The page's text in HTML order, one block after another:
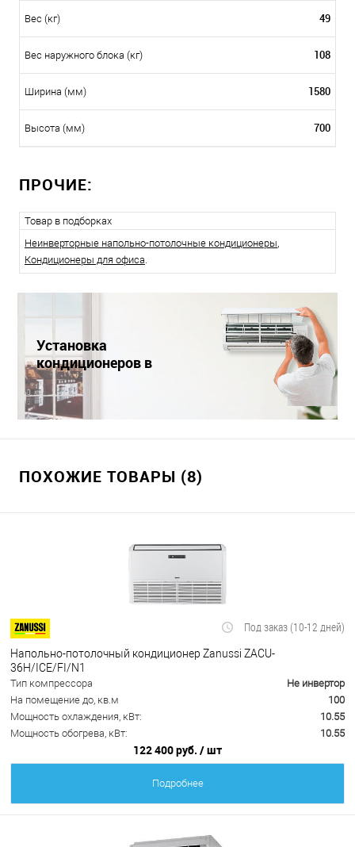
Вес (кг) 49
Вес наружного блока (кг) 108
Ширина (мм) 1580
Высота (мм) 700
ПРОЧИЕ:
Товар в подборках
Неинверторные напольно-потолочные кондиционеры,
Кондиционеры для офиса.
Установка
кондиционеров в
Краснодаре
ПОХОЖИЕ ТОВАРЫ (8)
Под заказ (10-12 дней)
Напольно-потолочный кондиционер Zanussi ZACU-
36H/ICE/FI/N1
Тип компрессора
Не инвертор
На помещение до, кв.м
100
Мощность охлаждения, кВт:
10.55
Мощность обогрева, кВт:
10.55
122 400 руб. / шт
Подробнее